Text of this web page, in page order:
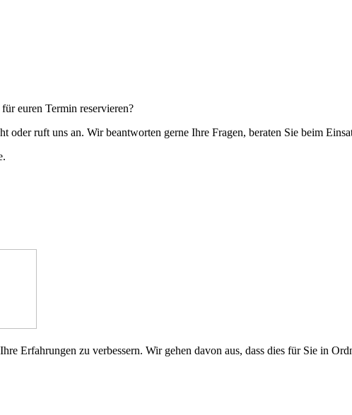
euren Termin reservieren?
oder ruft uns an. Wir beantworten gerne Ihre Fragen, beraten Sie beim
Erfahrungen zu verbessern. Wir gehen davon aus, dass dies für Sie in